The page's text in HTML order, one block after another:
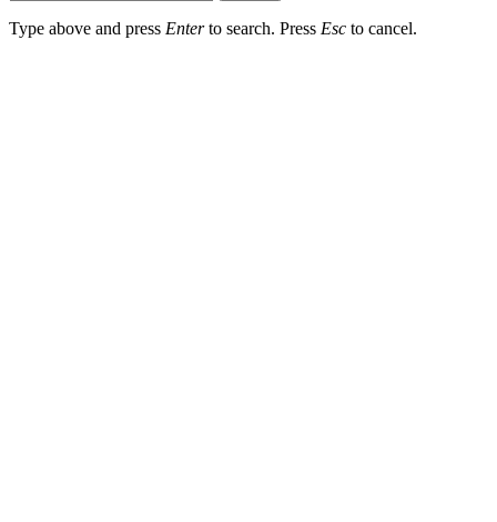
Type above and press Enterto search. Press Esc to cancel.